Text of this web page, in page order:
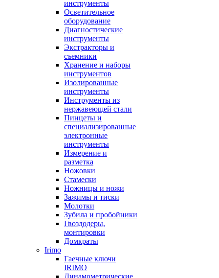
инструменты
Осветительное
оборудование
Диагностические
инструменты
Экстракторы и
съемники
Хранение и наборы
инструментов
Изолированные
инструменты
Инструменты из
нержавеющей стали
Пинцеты и
специализированные
электронные
инструменты
Измерение и
разметка
Ножовки
Стамески
Ножницы и ножи
Зажимы и тиски
Молотки
Зубила и пробойники
Гвоздодеры,
монтировки
Домкраты
Irimo
Гаечные ключи
IRIMO
Динамометрические